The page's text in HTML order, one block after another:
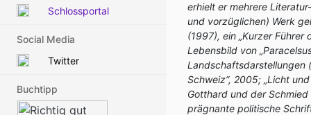
Schlossportal
Social Media
Twitter
Buchtipp
erhielt er mehrere
und vorzüglichen) Werk
(1997), ein „Kurzer Führer
Lebensbild von
Landschaftsdarstellungen
Schweiz“, 2005; „Licht
Gotthard und der Schmied
prägnante politische